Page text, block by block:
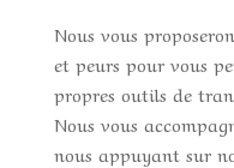
Nous vous
et peurs pour vous
propres outils de
Nous vous
nous appuyant sur